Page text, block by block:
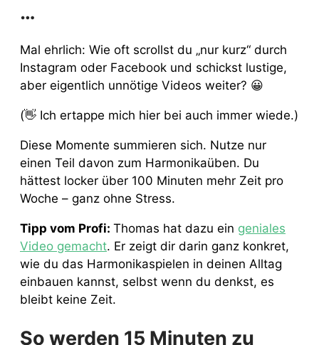
…
Mal ehrlich: Wie oft scrollst du „nur kurz“ durch
Instagram oder Facebook und schickst lustige,
aber eigentlich unnötige Videos weiter? 😀
(👋 Ich ertappe mich hier bei auch immer wiede.)
Diese Momente summieren sich. Nutze nur
einen Teil davon zum Harmonikaüben. Du
hättest locker über 100 Minuten mehr Zeit pro
Woche – ganz ohne Stress.
Tipp vom Profi: Thomas hat dazu ein geniales
Video gemacht. Er zeigt dir darin ganz konkret,
wie du das Harmonikaspielen in deinen Alltag
einbauen kannst, selbst wenn du denkst, es
bleibt keine Zeit.
So werden 15 Minuten zu